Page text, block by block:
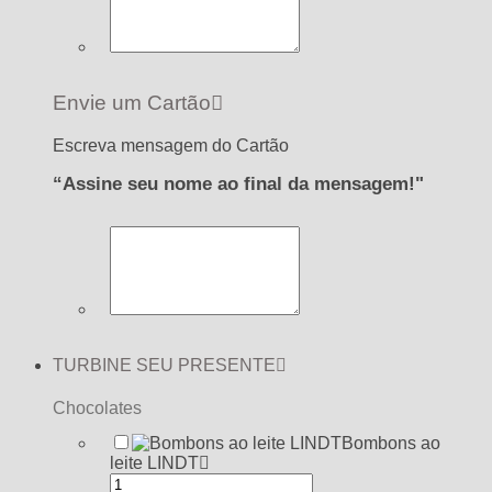
Envie um Cartão
Escreva mensagem do Cartão
“Assine seu nome ao final da mensagem!"
TURBINE SEU PRESENTE
Chocolates
Bombons ao
leite LINDT